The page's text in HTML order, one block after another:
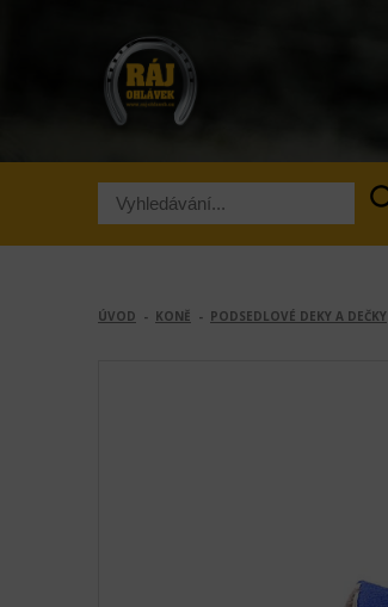
ÚVOD - KONĚ - PODSEDLOVÉ DEKY A DEČKY